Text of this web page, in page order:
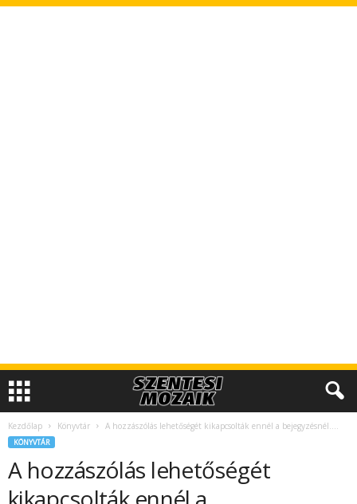
Kezdőlap Könyvtár A hozzászólás lehetőségét kikapcsolták ennél a bejegyzésnél….
KÖNYVTÁR
A hozzászólás lehetőségét